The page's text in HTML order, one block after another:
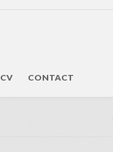
CV CONTACT